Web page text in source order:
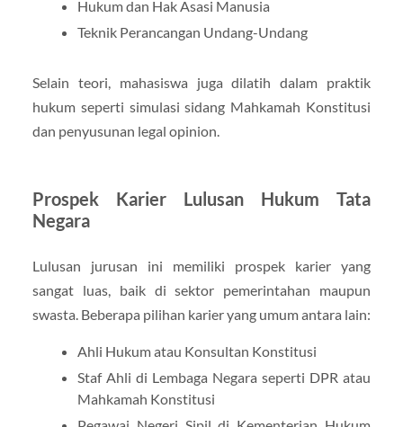
Hukum dan Hak Asasi Manusia
Teknik Perancangan Undang-Undang
Selain teori, mahasiswa juga dilatih dalam praktik
hukum seperti simulasi sidang Mahkamah Konstitusi
dan penyusunan legal opinion.
Prospek Karier Lulusan Hukum Tata
Negara
Lulusan jurusan ini memiliki prospek karier yang
sangat luas, baik di sektor pemerintahan maupun
swasta. Beberapa pilihan karier yang umum antara lain:
Ahli Hukum atau Konsultan Konstitusi
Staf Ahli di Lembaga Negara seperti DPR atau
Mahkamah Konstitusi